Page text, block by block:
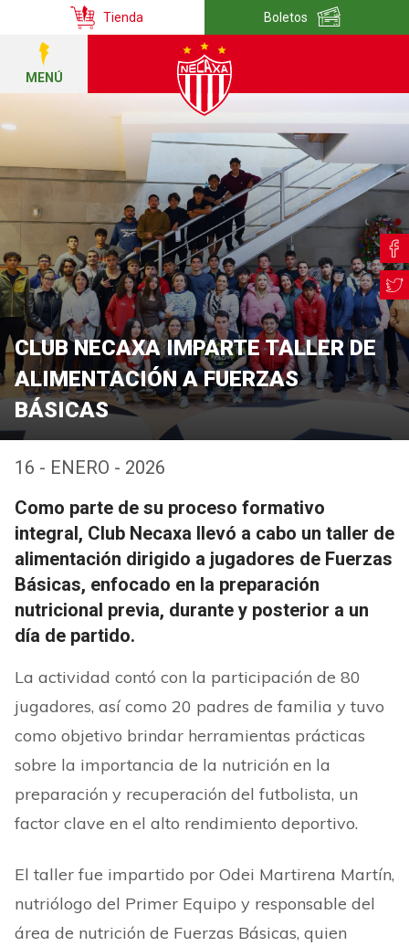
Tienda Boletos
MENÚ
CLUB NECAXA IMPARTE TALLER DE
ALIMENTACIÓN A FUERZAS
BÁSICAS
16 - ENERO - 2026
Como parte de su proceso formativo
integral, Club Necaxa llevó a cabo un taller de
alimentación dirigido a jugadores de Fuerzas
Básicas, enfocado en la preparación
nutricional previa, durante y posterior a un
día de partido.
La actividad contó con la participación de 80
jugadores, así como 20 padres de familia y tuvo
como objetivo brindar herramientas prácticas
sobre la importancia de la nutrición en la
preparación y recuperación del futbolista, un
factor clave en el alto rendimiento deportivo.
El taller fue impartido por Odei Martirena Martín,
nutriólogo del Primer Equipo y responsable del
área de nutrición de Fuerzas Básicas, quien